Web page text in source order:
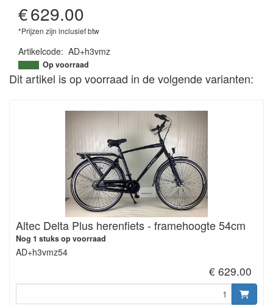
€629.00
*Prijzen zijn inclusief btw
Artikelcode: AD+h3vmz
Op voorraad
Dit artikel is op voorraad in de volgende varianten:
Altec Delta Plus herenfiets - framehoogte 54cm
Nog 1 stuks op voorraad
AD+h3vmz54
€ 629.00